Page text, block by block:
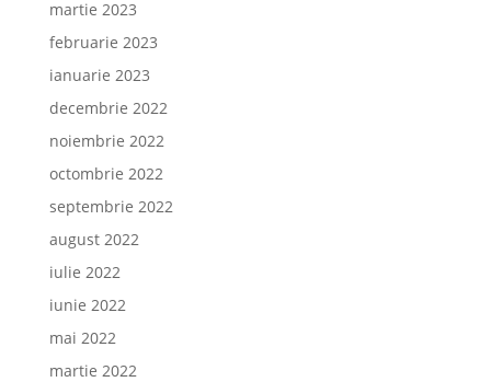
martie 2023
februarie 2023
ianuarie 2023
decembrie 2022
noiembrie 2022
octombrie 2022
septembrie 2022
august 2022
iulie 2022
iunie 2022
mai 2022
martie 2022